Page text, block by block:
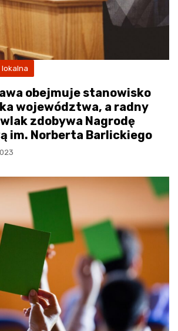
lokalna
obejmuje stanowisko
województwa, a radny
zdobywa Nagrodę
im. Norberta Barlickiego